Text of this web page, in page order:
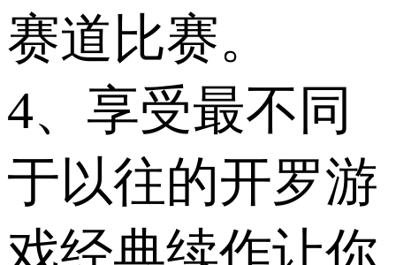
赛道比赛。
4、享受最不同
于以往的开罗游
戏经典续作让你